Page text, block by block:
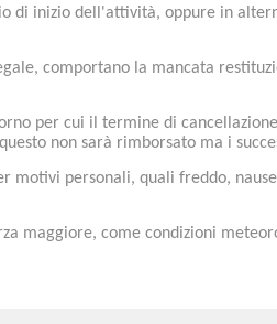
di inizio dell'attività, oppure in
comportano la mancata
per cui il termine di
non sarà rimborsato ma i
personali, quali freddo,
maggiore, come condizioni